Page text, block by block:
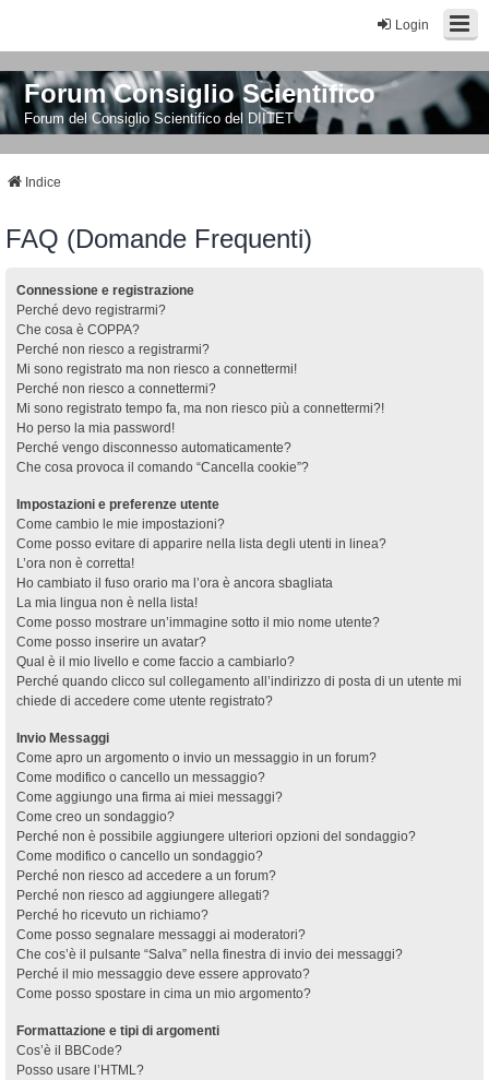
Login
Forum Consiglio Scientifico
Forum del Consiglio Scientifico del DIITET
Indice
FAQ (Domande Frequenti)
Connessione e registrazione
Perché devo registrarmi?
Che cosa è COPPA?
Perché non riesco a registrarmi?
Mi sono registrato ma non riesco a connettermi!
Perché non riesco a connettermi?
Mi sono registrato tempo fa, ma non riesco più a connettermi?!
Ho perso la mia password!
Perché vengo disconnesso automaticamente?
Che cosa provoca il comando “Cancella cookie”?
Impostazioni e preferenze utente
Come cambio le mie impostazioni?
Come posso evitare di apparire nella lista degli utenti in linea?
L’ora non è corretta!
Ho cambiato il fuso orario ma l’ora è ancora sbagliata
La mia lingua non è nella lista!
Come posso mostrare un’immagine sotto il mio nome utente?
Come posso inserire un avatar?
Qual è il mio livello e come faccio a cambiarlo?
Perché quando clicco sul collegamento all’indirizzo di posta di un utente mi
chiede di accedere come utente registrato?
Invio Messaggi
Come apro un argomento o invio un messaggio in un forum?
Come modifico o cancello un messaggio?
Come aggiungo una firma ai miei messaggi?
Come creo un sondaggio?
Perché non è possibile aggiungere ulteriori opzioni del sondaggio?
Come modifico o cancello un sondaggio?
Perché non riesco ad accedere a un forum?
Perché non riesco ad aggiungere allegati?
Perché ho ricevuto un richiamo?
Come posso segnalare messaggi ai moderatori?
Che cos’è il pulsante “Salva” nella finestra di invio dei messaggi?
Perché il mio messaggio deve essere approvato?
Come posso spostare in cima un mio argomento?
Formattazione e tipi di argomenti
Cos’è il BBCode?
Posso usare l’HTML?